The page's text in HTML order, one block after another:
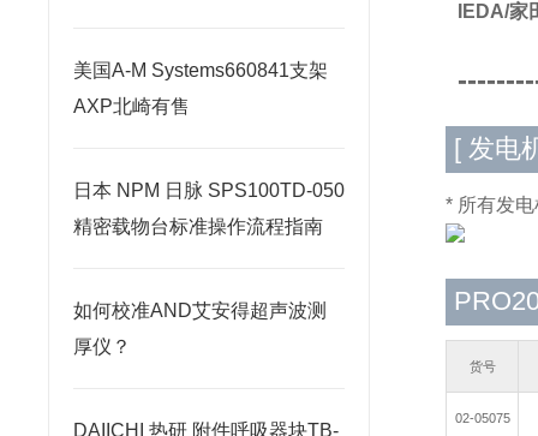
美国A-M Systems660841支架
AXP北崎有售
日本 NPM 日脉 SPS100TD-050
精密载物台标准操作流程指南
如何校准AND艾安得超声波测
厚仪？
DAIICHI 热研 附件呼吸器块TB-
IEDA/
[ 发电
* 所有发
货号
02-05075